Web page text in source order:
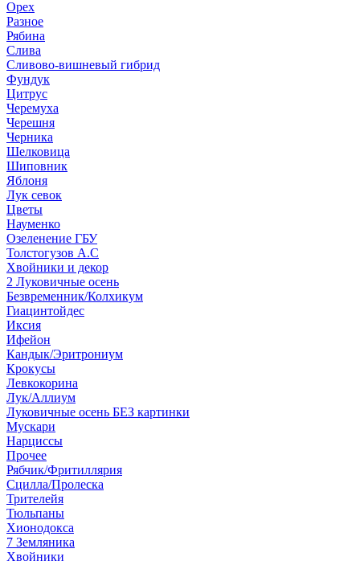
Орех
Разное
Рябина
Слива
Сливово-вишневый гибрид
Фундук
Цитрус
Черемуха
Черешня
Черника
Шелковица
Шиповник
Яблоня
Лук севок
Цветы
Науменко
Озеленение ГБУ
Толстогузов А.С
Хвойники и декор
2 Луковичные осень
Безвременник/Колхикум
Гиацинтойдес
Иксия
Ифейон
Кандык/Эритрониум
Крокусы
Левкокорина
Лук/Аллиум
Луковичные осень БЕЗ картинки
Мускари
Нарциссы
Прочее
Рябчик/Фритиллярия
Сцилла/Пролеска
Трителейя
Тюльпаны
Хионодокса
7 Земляника
Хвойники